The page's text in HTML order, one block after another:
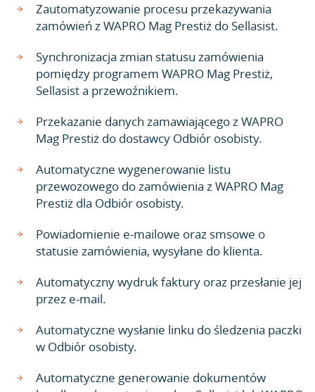
Zautomatyzowanie procesu przekazywania
zamówień z WAPRO Mag Prestiż do Sellasist.
Synchronizacja zmian statusu zamówienia
pomiędzy programem WAPRO Mag Prestiż,
Sellasist a przewoźnikiem.
Przekazanie danych zamawiającego z WAPRO
Mag Prestiż do dostawcy Odbiór osobisty.
Automatyczne wygenerowanie listu
przewozowego do zamówienia z WAPRO Mag
Prestiż dla Odbiór osobisty.
Powiadomienie e-mailowe oraz smsowe o
statusie zamówienia, wysyłane do klienta.
Automatyczny wydruk faktury oraz przesłanie jej
przez e-mail.
Automatyczne wysłanie linku do śledzenia paczki
w Odbiór osobisty.
Automatyczne generowanie dokumentów